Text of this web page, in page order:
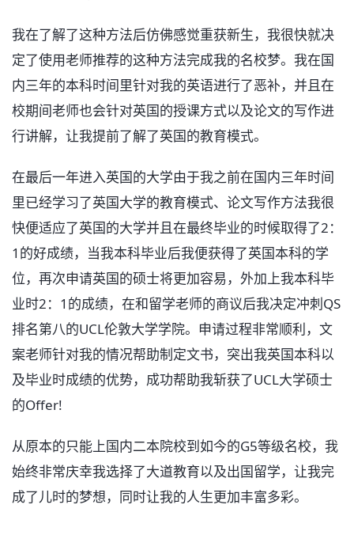
我在了解了这种方法后仿佛感觉重获新生，我很快就决
定了使用老师推荐的这种方法完成我的名校梦。我在国
内三年的本科时间里针对我的英语进行了恶补，并且在
校期间老师也会针对英国的授课方式以及论文的写作进
行讲解，让我提前了解了英国的教育模式。
在最后一年进入英国的大学由于我之前在国内三年时间
里已经学习了英国大学的教育模式、论文写作方法我很
快便适应了英国的大学并且在最终毕业的时候取得了2：
1的好成绩，当我本科毕业后我便获得了英国本科的学
位，再次申请英国的硕士将更加容易，外加上我本科毕
业时2：1的成绩，在和留学老师的商议后我决定冲刺QS
排名第八的UCL伦敦大学学院。申请过程非常顺利，文
案老师针对我的情况帮助制定文书，突出我英国本科以
及毕业时成绩的优势，成功帮助我斩获了UCL大学硕士
的Offer!
从原本的只能上国内二本院校到如今的G5等级名校，我
始终非常庆幸我选择了大道教育以及出国留学，让我完
成了儿时的梦想，同时让我的人生更加丰富多彩。